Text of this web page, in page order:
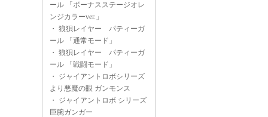
ール 「ボーナスステージオレ
ンジカラーver.」
・ 狼狽レイヤー パティーガ
ール 「通常モード」
・ 狼狽レイヤー パティーガ
ール 「戦闘モード」
・ ジャイアントロボシリーズ
より悪魔の眼 ガンモンス
・ ジャイアントロボ シリーズ
巨腕ガンガー